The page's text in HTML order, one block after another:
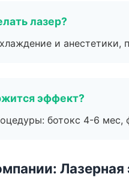
лазер?
и анестетики,
эффект?
ботокс 4-6